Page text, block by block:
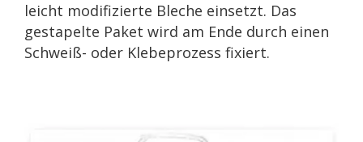
leicht modifizierte Bleche einsetzt. Das
gestapelte Paket wird am Ende durch einen
Schweiß- oder Klebeprozess fixiert.